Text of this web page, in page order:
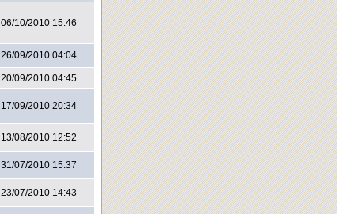
06/10/2010 15:46
26/09/2010 04:04
20/09/2010 04:45
17/09/2010 20:34
13/08/2010 12:52
31/07/2010 15:37
23/07/2010 14:43